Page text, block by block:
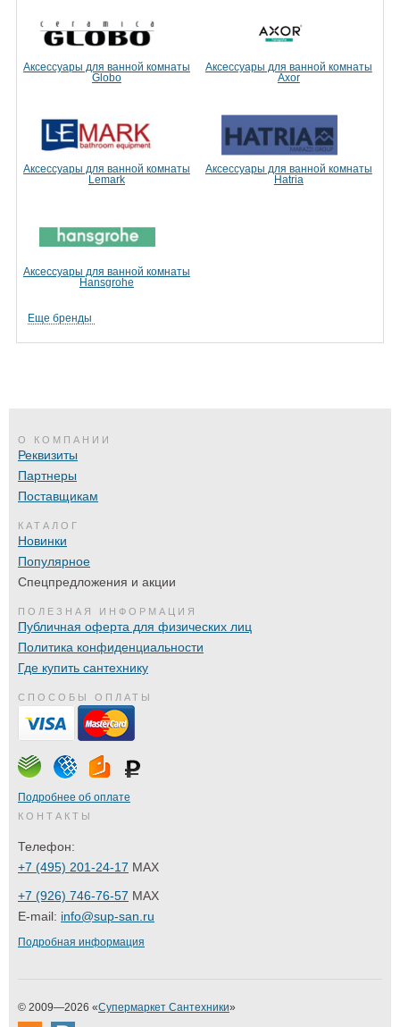
Аксессуары для ванной комнаты
Globo
Аксессуары для ванной комнаты
Axor
Аксессуары для ванной комнаты
Lemark
Аксессуары для ванной комнаты
Hatria
Аксессуары для ванной комнаты
Hansgrohe
Еще бренды
О КОМПАНИИ
Реквизиты
Партнеры
Поставщикам
КАТАЛОГ
Новинки
Популярное
Спецпредложения и акции
ПОЛЕЗНАЯ ИНФОРМАЦИЯ
Публичная оферта для физических лиц
Политика конфиденциальности
Где купить сантехнику
СПОСОБЫ ОПЛАТЫ
Подробнее об оплате
КОНТАКТЫ
Телефон:
+7 (495) 201-24-17 MAX
+7 (926) 746-76-57 MAX
E-mail: info@sup-san.ru
Подробная информация
© 2009—2026 «Супермаркет Сантехники»